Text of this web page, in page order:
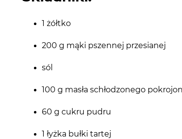
1 żółtko
200 g mąki pszennej przesianej
sól
100 g masła schłodzonego
60 g cukru pudru
1 łyżka bułki tartej